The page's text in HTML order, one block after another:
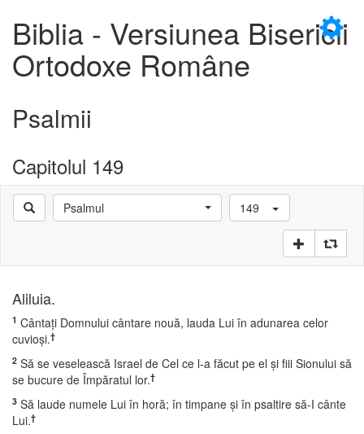
×
Biblia - Versiunea Bisericii
Ortodoxe Române
Psalmii
Capitolul 149
Psalmul 149
Aliluia.
1 Cântaţi Domnului cântare nouă, lauda Lui în adunarea celor
cuvioşi.†
2 Să se veselească Israel de Cel ce l-a făcut pe el şi fiii Sionului să
se bucure de Împăratul lor.†
3 Să laude numele Lui în horă; în timpane şi în psaltire să-I cânte
Lui.†